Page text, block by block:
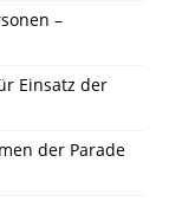
–
Einsatz der
der Parade